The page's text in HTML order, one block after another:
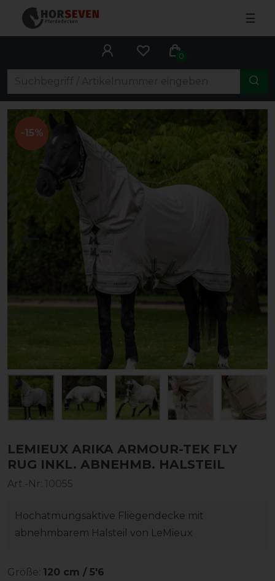
☰
0
-15%
LEMIEUX ARIKA ARMOUR-TEK FLY
RUG INKL. ABNEHMB. HALSTEIL
Art.-Nr: 10055
Hochatmungsaktive Fliegendecke mit
abnehmbarem Halsteil von LeMieux
Größe: 120 cm / 5'6